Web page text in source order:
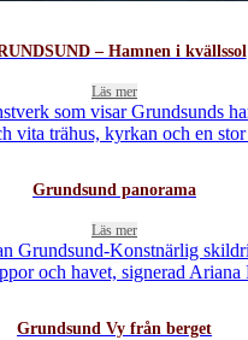
– Hamnen i kvällssol
Läs mer
Grundsund panorama
Läs mer
Grundsund Vy från berget